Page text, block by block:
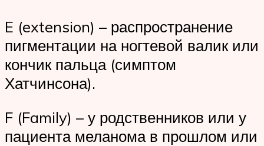
E (extension) – распространение
пигментации на ногтевой валик или
кончик пальца (симптом
Хатчинсона).
F (Family) – у родственников или у
пациента меланома в прошлом или